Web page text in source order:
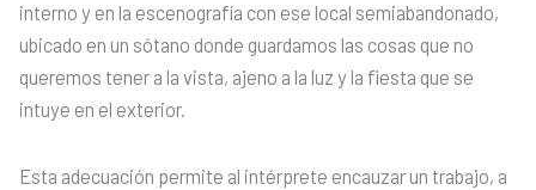
interno y en la escenografía con ese local semiabandonado,
ubicado en un sótano donde guardamos las cosas que no
queremos tener a la vista, ajeno a la luz y la fiesta que se
intuye en el exterior.
Esta adecuación permite al intérprete encauzar un trabajo, a